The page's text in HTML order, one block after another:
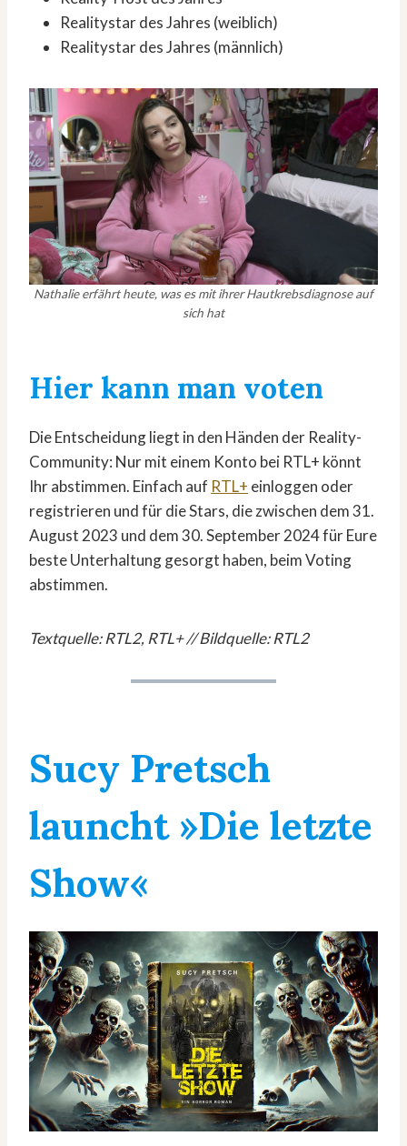
Realitystar des Jahres (weiblich)
Realitystar des Jahres (männlich)
Nathalie erfährt heute, was es mit ihrer Hautkrebsdiagnose auf
sich hat
Hier kann man voten
Die Entscheidung liegt in den Händen der Reality-
Community: Nur mit einem Konto bei RTL+ könnt
Ihr abstimmen. Einfach auf RTL+ einloggen oder
registrieren und für die Stars, die zwischen dem 31.
August 2023 und dem 30. September 2024 für Eure
beste Unterhaltung gesorgt haben, beim Voting
abstimmen.
Textquelle: RTL2, RTL+ // Bildquelle: RTL2
Sucy Pretsch
launcht »Die letzte
Show«